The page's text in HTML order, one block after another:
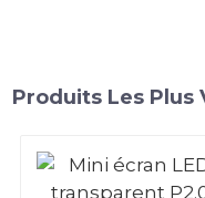
Produits Les Plus